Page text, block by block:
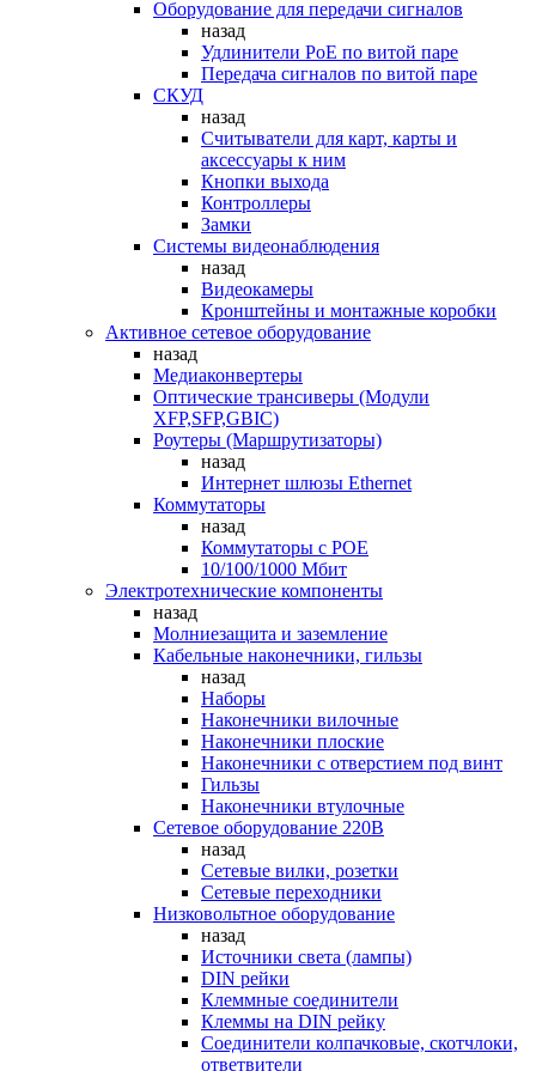
Оборудование для передачи сигналов
назад
Удлинители PoE по витой паре
Передача сигналов по витой паре
СКУД
назад
Считыватели для карт, карты и
аксессуары к ним
Кнопки выхода
Контроллеры
Замки
Системы видеонаблюдения
назад
Видеокамеры
Кронштейны и монтажные коробки
Активное сетевое оборудование
назад
Медиаконвертеры
Оптические трансиверы (Модули
XFP,SFP,GBIC)
Роутеры (Маршрутизаторы)
назад
Интернет шлюзы Ethernet
Коммутаторы
назад
Коммутаторы c POE
10/100/1000 Мбит
Электротехнические компоненты
назад
Молниезащита и заземление
Кабельные наконечники, гильзы
назад
Наборы
Наконечники вилочные
Наконечники плоские
Наконечники с отверстием под винт
Гильзы
Наконечники втулочные
Сетевое оборудование 220В
назад
Сетевые вилки, розетки
Сетевые переходники
Низковольтное оборудование
назад
Источники света (лампы)
DIN рейки
Клеммные соединители
Клеммы на DIN рейку
Соединители колпачковые, скотчлоки,
ответвители